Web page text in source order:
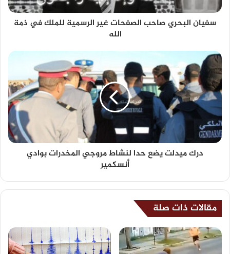
سفيان البحري صاحب الصفحات غير الرسمية للملك في ذمة
الله
درك ميدلت يضع حدا لنشاط مروجي المخدرات بوادي
أنسكمير
مقالات ذات صلة